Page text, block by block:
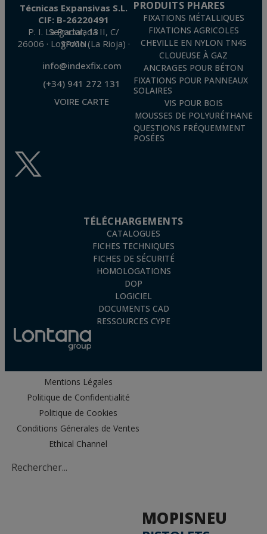
Técnicas Expansivas S.L.
CIF: B-26220491
P. I. La Portalada II, C/ Segador, 13
26006 · Logroño (La Rioja) · SPAIN
info@indexfix.com
(+34) 941 272 131
VOIRE CARTE
PRODUITS PHARES
FIXATIONS MÉTALLIQUES
FIXATIONS AGRICOLES
CHEVILLE EN NYLON TN4S
CLOUEUSE À GAZ
ANCRAGES POUR BÉTON
FIXATIONS POUR PANNEAUX
SOLAIRES
VIS POUR BOIS
MOUSSES DE POLYURÉTHANE
QUESTIONS FRÉQUEMMENT
POSÉES
TÉLÉCHARGEMENTS
CATALOGUES
FICHES TECHNIQUES
FICHES DE SÉCURITÉ
HOMOLOGATIONS
DOP
LOGICIEL
DOCUMENTS CAD
RESSOURCES CYPE
Mentions Légales
Politique de Confidentialité
Politique de Cookies
Conditions Génerales de Ventes
Ethical Channel
MOPISNEU